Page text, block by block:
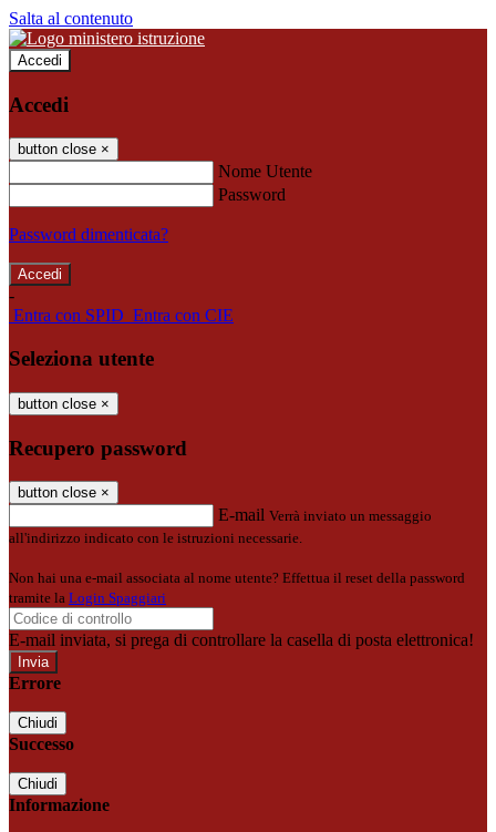
Salta al contenuto
Accedi
Accedi
button close ×
Nome Utente
Password
Password dimenticata?
-
Entra con SPID Entra con CIE
Seleziona utente
button close ×
Recupero password
button close ×
E-mail Verrà inviato un messaggio
all'indirizzo indicato con le istruzioni necessarie.
Non hai una e-mail associata al nome utente? Effettua il reset della password
tramite la Login Spaggiari
E-mail inviata, si prega di controllare la casella di posta elettronica!
Errore
Chiudi
Successo
Chiudi
Informazione